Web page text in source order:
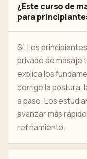
¿Este curso de
para
Sí. Los
privado de masaje
explica los
corrige la postura,
a paso. Los
avanzar más
refinamiento.